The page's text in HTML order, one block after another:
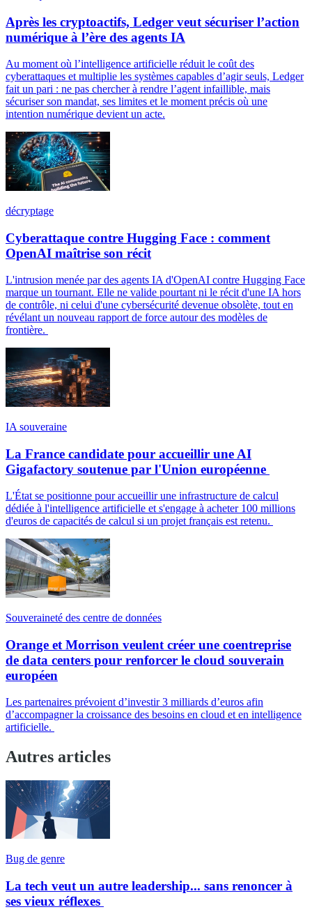
Après les cryptoactifs, Ledger veut sécuriser l’action
numérique à l’ère des agents IA
Au moment où l’intelligence artificielle réduit le coût des
cyberattaques et multiplie les systèmes capables d’agir seuls, Ledger
fait un pari : ne pas chercher à rendre l’agent infaillible, mais
sécuriser son mandat, ses limites et le moment précis où une
intention numérique devient un acte.
décryptage
Cyberattaque contre Hugging Face : comment
OpenAI maîtrise son récit
L'intrusion menée par des agents IA d'OpenAI contre Hugging Face
marque un tournant. Elle ne valide pourtant ni le récit d'une IA hors
de contrôle, ni celui d'une cybersécurité devenue obsolète, tout en
révélant un nouveau rapport de force autour des modèles de
frontière.
IA souveraine
La France candidate pour accueillir une AI
Gigafactory soutenue par l'Union européenne
L'État se positionne pour accueillir une infrastructure de calcul
dédiée à l'intelligence artificielle et s'engage à acheter 100 millions
d'euros de capacités de calcul si un projet français est retenu.
Souveraineté des centre de données
Orange et Morrison veulent créer une coentreprise
de data centers pour renforcer le cloud souverain
européen
Les partenaires prévoient d’investir 3 milliards d’euros afin
d’accompagner la croissance des besoins en cloud et en intelligence
artificielle.
Autres articles
Bug de genre
La tech veut un autre leadership... sans renoncer à
ses vieux réflexes